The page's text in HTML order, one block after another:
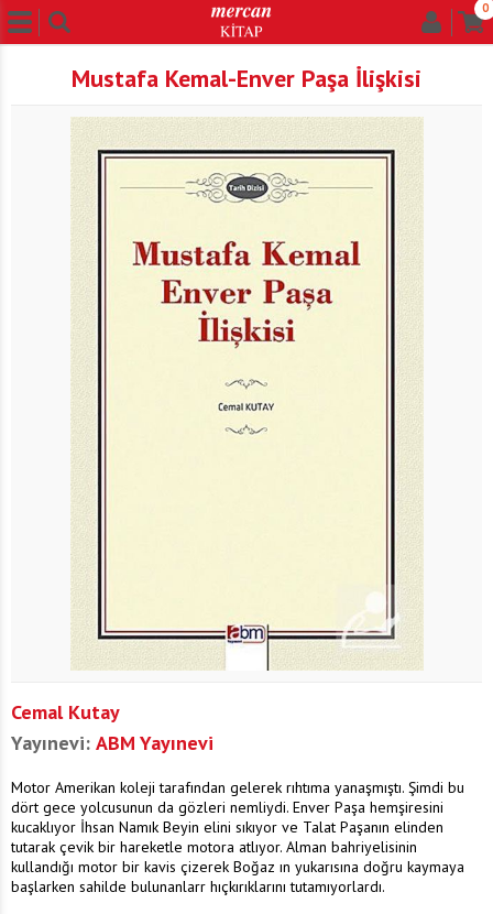
0
Mustafa Kemal-Enver Paşa İlişkisi
Cemal Kutay
Yayınevi: ABM Yayınevi
Motor Amerikan koleji tarafından gelerek rıhtıma yanaşmıştı. Şimdi bu
dört gece yolcusunun da gözleri nemliydi. Enver Paşa hemşiresini
kucaklıyor İhsan Namık Beyin elini sıkıyor ve Talat Paşanın elinden
tutarak çevik bir hareketle motora atlıyor. Alman bahriyelisinin
kullandığı motor bir kavis çizerek Boğaz ın yukarısına doğru kaymaya
başlarken sahilde bulunanlarr hıçkırıklarını tutamıyorlardı.